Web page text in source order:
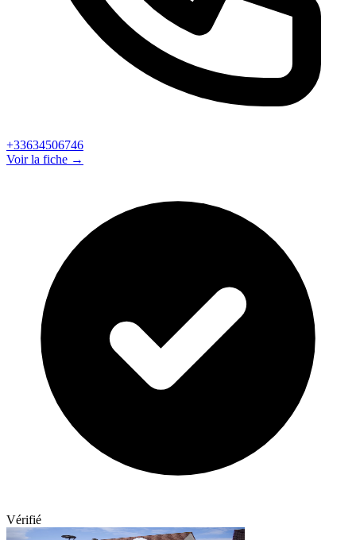
+33634506746
Voir la fiche →
Vérifié